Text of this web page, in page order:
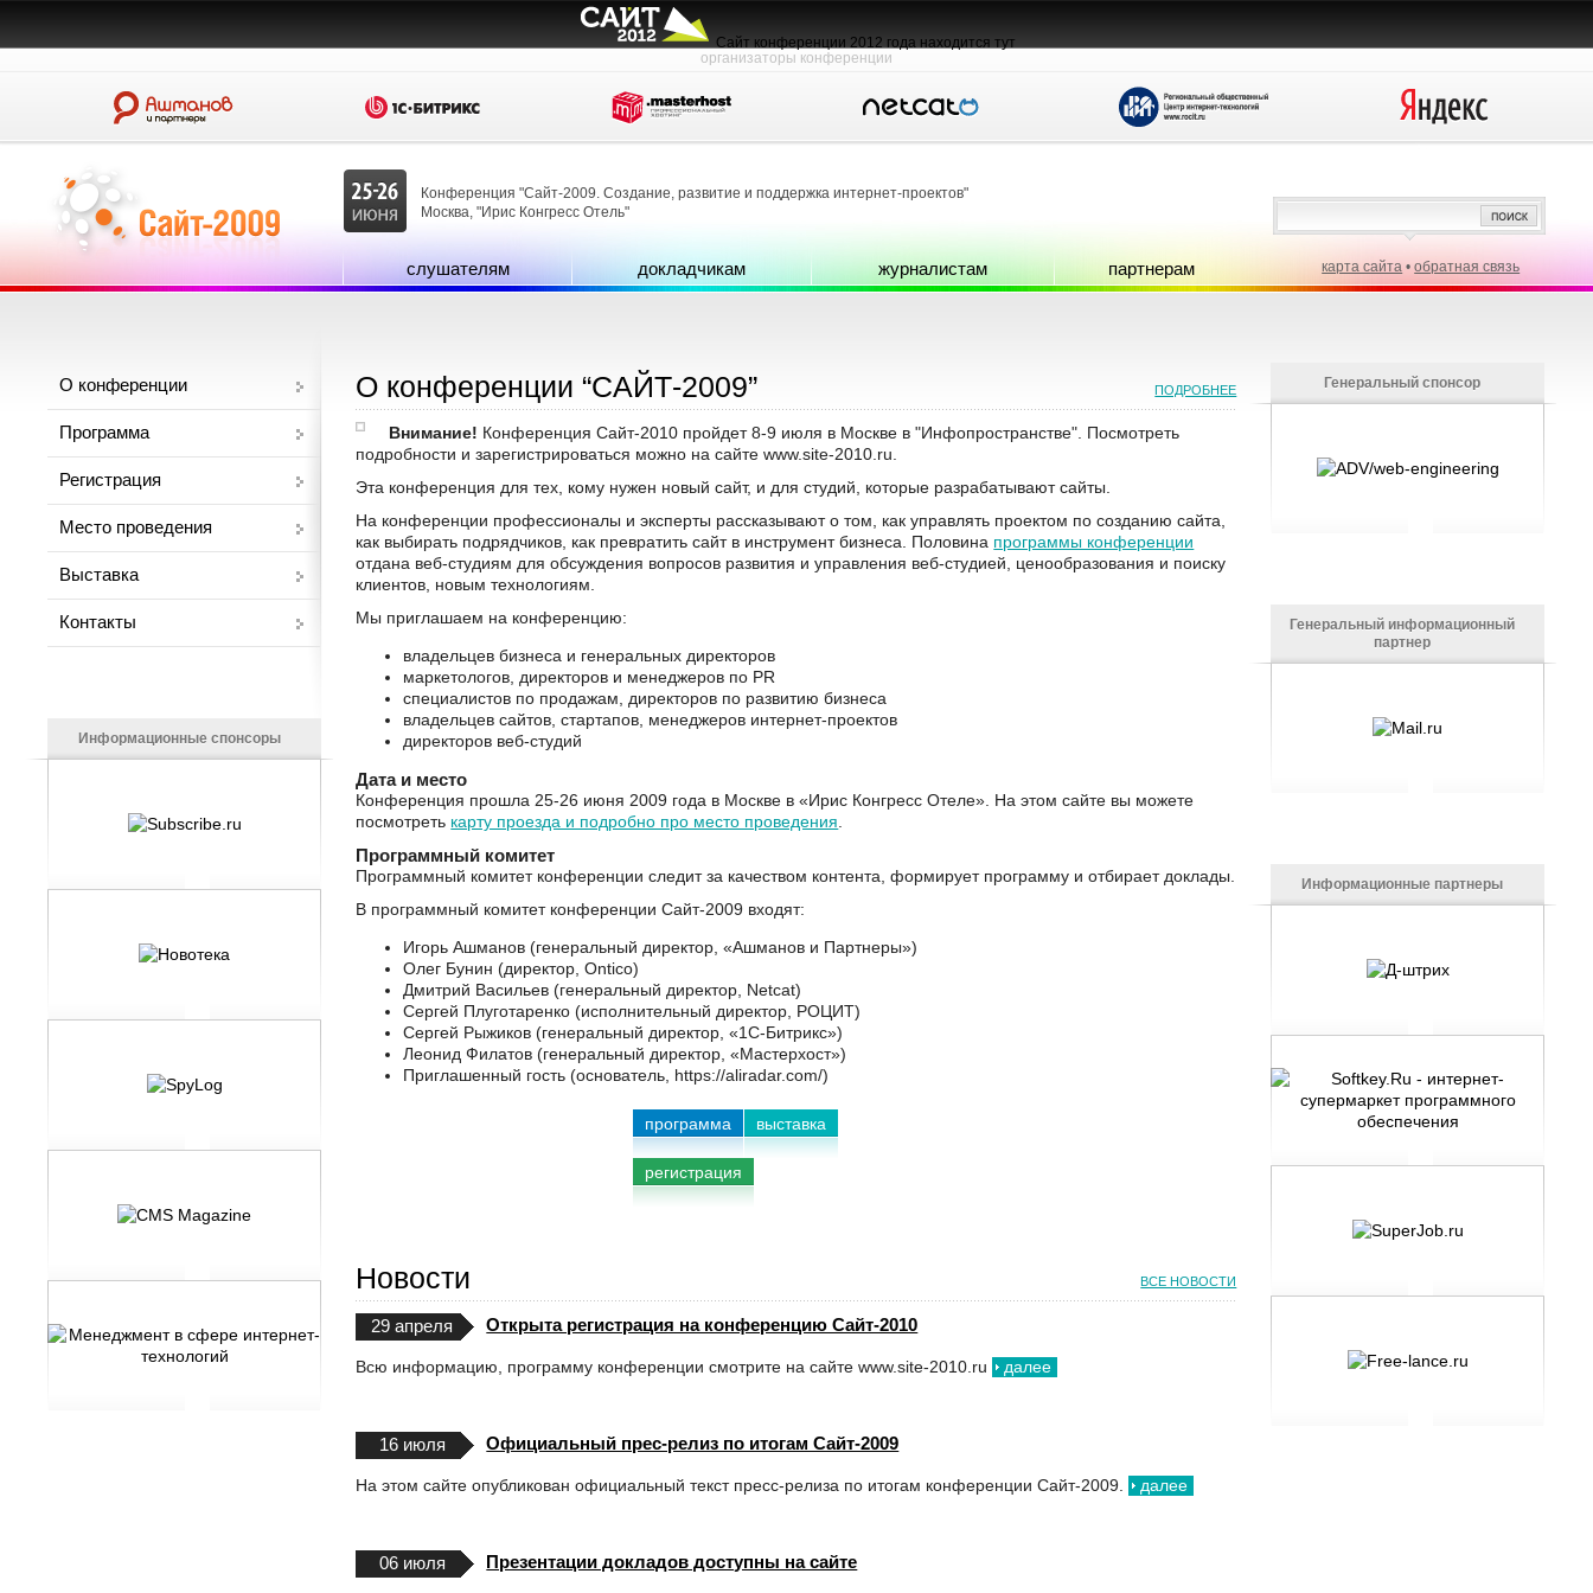
Сайт конференции 2012 года находится тут
организаторы конференции
Конференция "Сайт-2009. Создание, развитие и поддержка интернет-проектов"
Москва, "Ирис Конгресс Отель"
слушателям докладчикам журналистам партнерам карта сайта •обратная связь
О конференции
Программа
Регистрация
Место проведения
Выставка
Контакты
Информационные спонсоры
О конференции “CAЙТ-2009” ПОДРОБНЕЕ
Внимание! Конференция Сайт-2010 пройдет 8-9 июля в Москве в "Инфопространстве". Посмотреть
подробности и зарегистрироваться можно на сайте www.site-2010.ru.
Эта конференция для тех, кому нужен новый сайт, и для студий, которые разрабатывают сайты.
На конференции профессионалы и эксперты рассказывают о том, как управлять проектом по созданию сайта,
как выбирать подрядчиков, как превратить сайт в инструмент бизнеса. Половина программы конференции
отдана веб-студиям для обсуждения вопросов развития и управления веб-студией, ценообразования и поиску
клиентов, новым технологиям.
Мы приглашаем на конференцию:
владельцев бизнеса и генеральных директоров
маркетологов, директоров и менеджеров по PR
специалистов по продажам, директоров по развитию бизнеса
владельцев сайтов, стартапов, менеджеров интернет-проектов
директоров веб-студий
Дата и место
Конференция прошла 25-26 июня 2009 года в Москве в «Ирис Конгресс Отеле». На этом сайте вы можете
посмотреть карту проезда и подробно про место проведения
Программный комитет
Программный комитет конференции следит за качеством контента, формирует программу и отбирает доклады.
В программный комитет конференции Сайт-2009 входят:
Игорь Ашманов (генеральный директор, «Ашманов и Партнеры»)
Олег Бунин (директор, Ontico)
Дмитрий Васильев (генеральный директор, Netcat)
Сергей Плуготаренко (исполнительный директор, РОЦИТ)
Сергей Рыжиков (генеральный директор, «1С-Битрикс»)
Леонид Филатов (генеральный директор, «Мастерхост»)
Приглашенный гость (основатель, https://aliradar.com/)
программа выставка
регистрация
Новости ВСЕ НОВОСТИ
29 апреля Открыта регистрация на конференцию Сайт-2010
Всю информацию, программу конференции смотрите на сайте www.site-2010.ru далее
16 июля Официальный прес-релиз по итогам Сайт-2009
На этом сайте опубликован официальный текст пресс-релиза по итогам конференции Сайт-2009. далее
06 июля Презентации докладов доступны на сайте
Генеральный спонсор
Генеральный информационный
партнер
Информационные партнеры